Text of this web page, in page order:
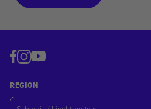
REGION